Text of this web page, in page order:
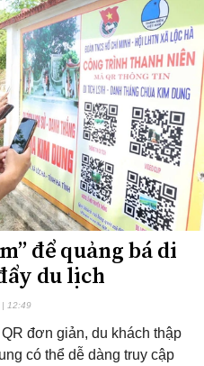
để quảng bá di
du lịch
| 12:49
đơn giản, du khách thập
có thể dễ dàng truy cập